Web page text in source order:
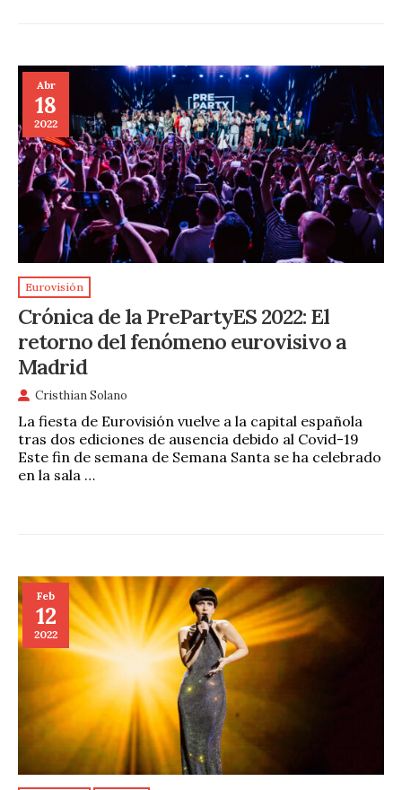
Abr
18
2022
Eurovisión
Crónica de la PrePartyES 2022: El
retorno del fenómeno eurovisivo a
Madrid
Cristhian Solano
La fiesta de Eurovisión vuelve a la capital española
tras dos ediciones de ausencia debido al Covid-19
Este fin de semana de Semana Santa se ha celebrado
en la sala …
Feb
12
2022